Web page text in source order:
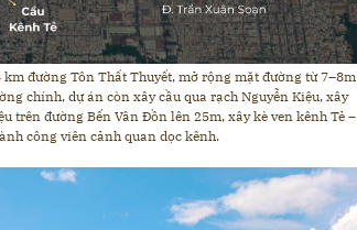
đường Tôn Thất Thuyết, mở rộng mặt đường từ 7–8m
chính, dự án còn xây cầu qua rạch Nguyễn Kiệu, xây
trên đường Bến Vân Đồn lên 25m, xây kè ven kênh Tẻ –
công viên cảnh quan dọc kênh.